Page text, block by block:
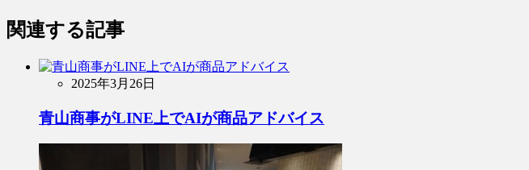
関連する記事
2025年3月26日
青山商事がLINE上でAIが商品アドバイス